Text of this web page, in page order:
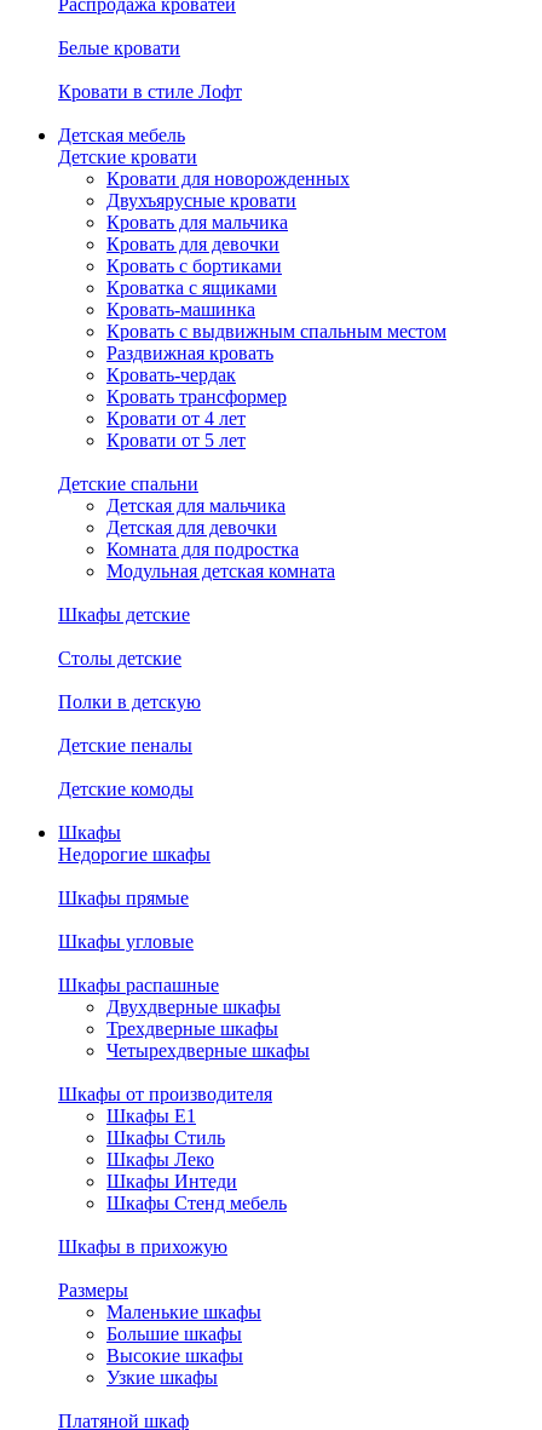
Распродажа кроватей
Белые кровати
Кровати в стиле Лофт
Детская мебель
Детские кровати
Кровати для новорожденных
Двухъярусные кровати
Кровать для мальчика
Кровать для девочки
Кровать с бортиками
Кроватка с ящиками
Кровать-машинка
Кровать с выдвижным спальным местом
Раздвижная кровать
Кровать-чердак
Кровать трансформер
Кровати от 4 лет
Кровати от 5 лет
Детские спальни
Детская для мальчика
Детская для девочки
Комната для подростка
Модульная детская комната
Шкафы детские
Столы детские
Полки в детскую
Детские пеналы
Детские комоды
Шкафы
Недорогие шкафы
Шкафы прямые
Шкафы угловые
Шкафы распашные
Двухдверные шкафы
Трехдверные шкафы
Четырехдверные шкафы
Шкафы от производителя
Шкафы E1
Шкафы Стиль
Шкафы Леко
Шкафы Интеди
Шкафы Стенд мебель
Шкафы в прихожую
Размеры
Маленькие шкафы
Большие шкафы
Высокие шкафы
Узкие шкафы
Платяной шкаф